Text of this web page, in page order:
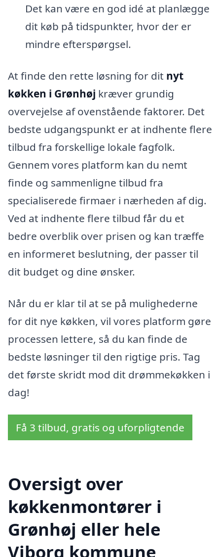
Det kan være en god idé at planlægge
dit køb på tidspunkter, hvor der er
mindre efterspørgsel.
At finde den rette løsning for dit nyt
køkken i Grønhøj kræver grundig
overvejelse af ovenstående faktorer. Det
bedste udgangspunkt er at indhente flere
tilbud fra forskellige lokale fagfolk.
Gennem vores platform kan du nemt
finde og sammenligne tilbud fra
specialiserede firmaer i nærheden af dig.
Ved at indhente flere tilbud får du et
bedre overblik over prisen og kan træffe
en informeret beslutning, der passer til
dit budget og dine ønsker.
Når du er klar til at se på mulighederne
for dit nye køkken, vil vores platform gøre
processen lettere, så du kan finde de
bedste løsninger til den rigtige pris. Tag
det første skridt mod dit drømmekøkken i
dag!
Få 3 tilbud, gratis og uforpligtende
Oversigt over
køkkenmontører i
Grønhøj eller hele
Viborg kommune